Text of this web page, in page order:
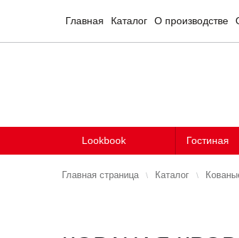
Главная Каталог О производстве
Lookbook Гостиная
Главная страница Каталог